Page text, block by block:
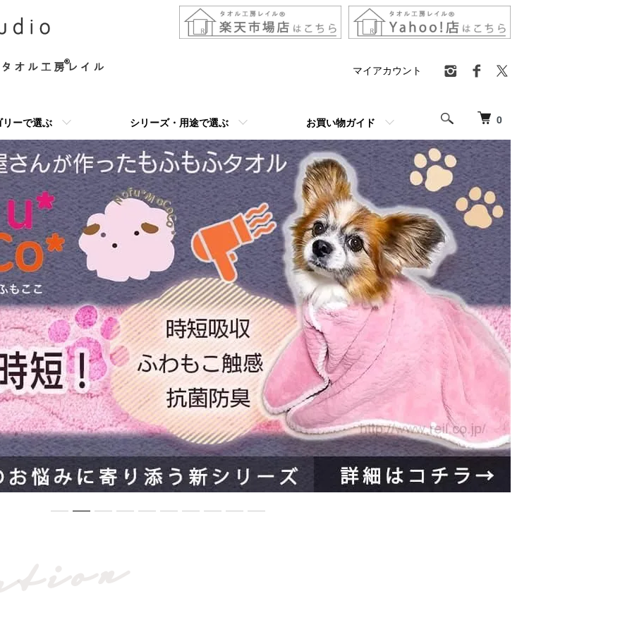
0
ーで選ぶ シリーズ・用途で選ぶ お買い物ガイド
マイアカウント